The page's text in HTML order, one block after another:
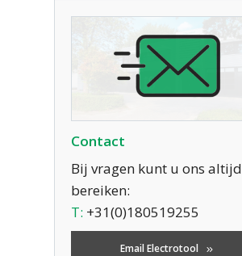
Contact
Bij vragen kunt u ons altijd
bereiken:
T: +31(0)180519255
Email Electrotool